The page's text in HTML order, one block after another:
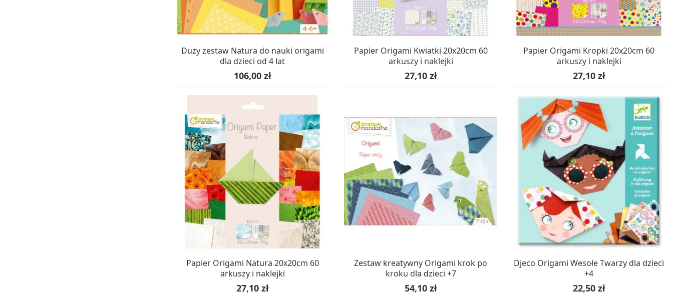
Duży zestaw Natura do nauki origami
dla dzieci od 4 lat
Cena
106,00 zł
Papier Origami Kwiatki 20x20cm 60
arkuszy i naklejki
Cena
27,10 zł
Papier Origami Kropki 20x20cm 60
arkuszy i naklejki
Cena
27,10 zł
Papier Origami Natura 20x20cm 60
arkuszy i naklejki
Cena
27,10 zł
Zestaw kreatywny Origami krok po
kroku dla dzieci +7
Cena
54,10 zł
Djeco Origami Wesołe Twarzy dla dzieci
+4
Cena
22,50 zł